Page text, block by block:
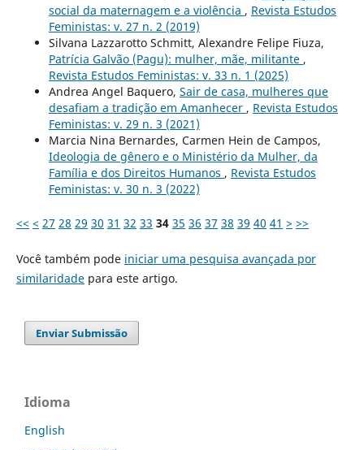
social da maternagem e a violência , Revista Estudos
Feministas: v. 27 n. 2 (2019)
Silvana Lazzarotto Schmitt, Alexandre Felipe Fiuza,
Patrícia Galvão (Pagu): mulher, mãe, militante ,
Revista Estudos Feministas: v. 33 n. 1 (2025)
Andrea Angel Baquero, Sair de casa, mulheres que
desafiam a tradição em Amanhecer , Revista Estudos
Feministas: v. 29 n. 3 (2021)
Marcia Nina Bernardes, Carmen Hein de Campos,
Ideologia de gênero e o Ministério da Mulher, da
Família e dos Direitos Humanos , Revista Estudos
Feministas: v. 30 n. 3 (2022)
<< < 27 28 29 30 31 32 33 34 35 36 37 38 39 40 41 > >>
Você também pode iniciar uma pesquisa avançada por
similaridadepara este artigo.
Enviar Submissão
Idioma
English